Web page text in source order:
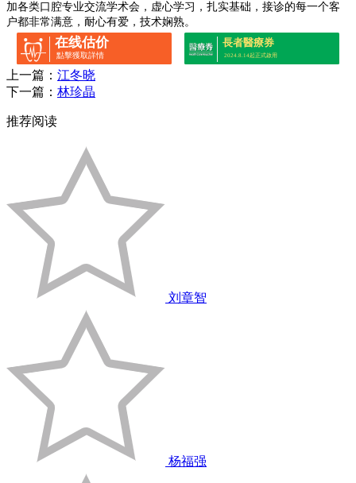
加各类口腔专业交流学术会，虚心学习，扎实基础，接诊的每一个客
户都非常满意，耐心有爱，技术娴熟。
在线估价
點擊獲取詳情
長者醫療券
2024.8.14起正式啟用
上一篇： 江冬晓
下一篇： 林珍晶
推荐阅读
刘章智
杨福强